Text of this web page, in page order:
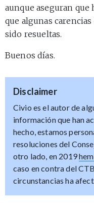
aunque aseguran que
que algunas
sido resueltas.
Buenos días.
Disclaimer
Civio es el autor de
información que han
hecho, estamos
resoluciones del
otro lado, en 2019
caso en contra del
circunstancias ha